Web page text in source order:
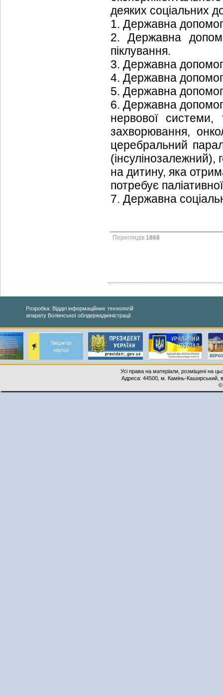
деяких соціальних
1. Державна
2. Державна
піклування.
3. Державна
4. Державна
5. Державна
6. Державна
нервової системи,
захворювання,
церебральний
(інсулінозалежний),
на дитину, яка
потребує
7. Державна
Переглядів 1868
Розробка: Відділ інформаційних технологій
апарату Волинської облдержадміністрації
Усі права на матеріали, розміщені на
Адреса: 44500, м. Камінь-Каширський,
©